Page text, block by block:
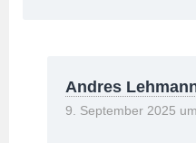
Andres
9. September 2025